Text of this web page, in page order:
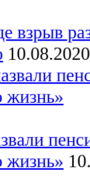
взрыв
10.08.2020
жизнь»